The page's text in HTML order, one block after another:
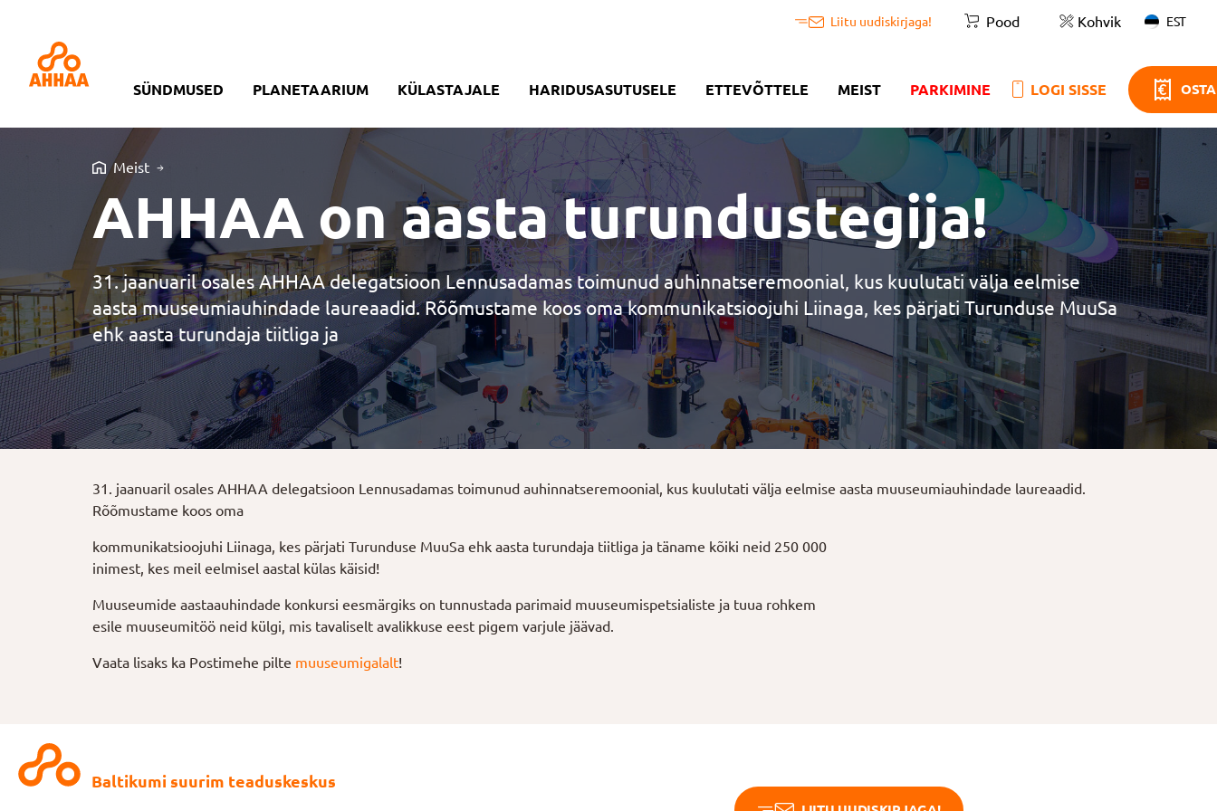
Liitu uudiskirjaga! Pood Kohvik EST
SÜNDMUSED PLANETAARIUM KÜLASTAJALE HARIDUSASUTUSELE ETTEVÕTTELE MEIST PARKIMINE LOGI SISSE
Meist
AHHAA on aasta turundustegija!
31. jaanuaril osales AHHAA delegatsioon Lennusadamas toimunud auhinnatseremoonial, kus kuulutati välja eelmise
aasta muuseumiauhindade laureaadid. Rõõmustame koos oma kommunikatsioojuhi Liinaga, kes pärjati Turunduse MuuSa
ehk aasta turundaja tiitliga ja
31. jaanuaril osales AHHAA delegatsioon Lennusadamas toimunud auhinnatseremoonial, kus kuulutati välja eelmise aasta muuseumiauhindade laureaadid.
Rõõmustame koos oma
kommunikatsioojuhi Liinaga, kes pärjati Turunduse MuuSa ehk aasta turundaja tiitliga ja täname kõiki neid 250 000
inimest, kes meil eelmisel aastal külas käisid!
Muuseumide aastaauhindade konkursi eesmärgiks on tunnustada parimaid muuseumispetsialiste ja tuua rohkem
esile muuseumitöö neid külgi, mis tavaliselt avalikkuse eest pigem varjule jäävad.
Vaata lisaks ka Postimehe pilte muuseumigalalt!
Baltikumi suurim teaduskeskus